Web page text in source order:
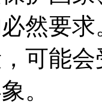
然要
可能
。